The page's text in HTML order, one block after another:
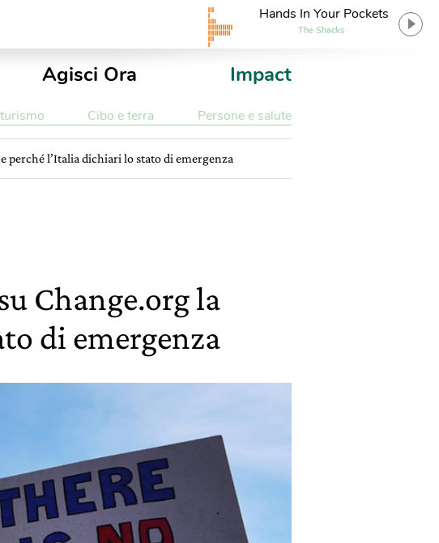
Hands In Your Pockets
The Shacks
Agisci Ora Impact
Cibo e terra Persone e salute
perché l’Italia dichiari lo stato di emergenza
Change.org la
di emergenza